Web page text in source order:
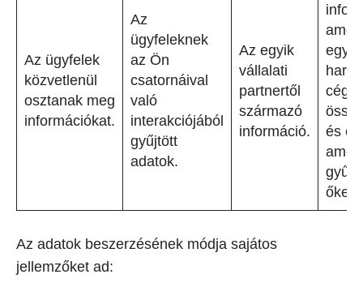
Az ügyfelek
közvetlenül
osztanak meg
információkat.
Az
ügyfeleknek
az Ön
csatornáival
való
interakciójából
gyűjtött
adatok.
Az egyik
vállalati
partnertől
származó
információ.
egy
cég
és
őket.
Az adatok beszerzésének módja sajátos
jellemzőket ad: